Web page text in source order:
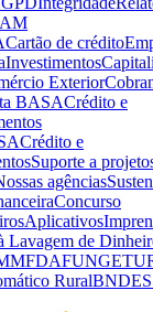
Cartão de crédito
Investimentos
Exterior
BASACrédito e
Crédito e
Suporte a
agências
Concurso
Aplicativos
Lavagem de
FDA
Rural